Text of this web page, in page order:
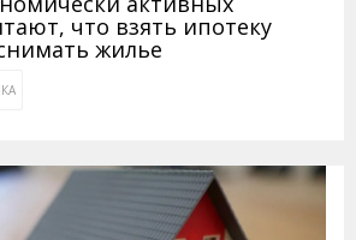
что взять ипотеку
жилье